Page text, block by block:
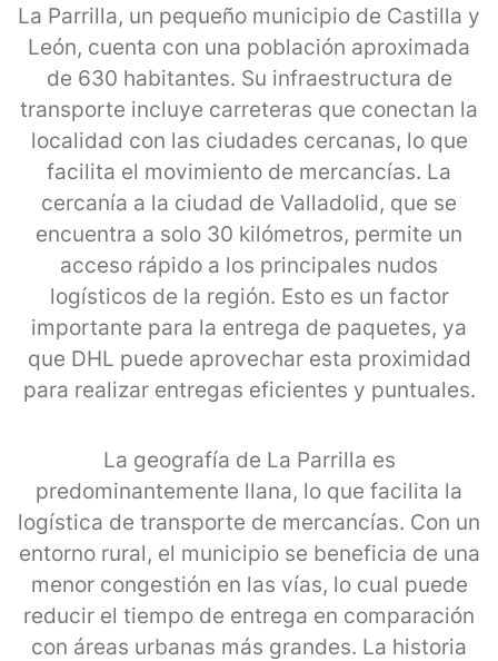
La Parrilla, un pequeño municipio de Castilla y
León, cuenta con una población aproximada
de 630 habitantes. Su infraestructura de
transporte incluye carreteras que conectan la
localidad con las ciudades cercanas, lo que
facilita el movimiento de mercancías. La
cercanía a la ciudad de Valladolid, que se
encuentra a solo 30 kilómetros, permite un
acceso rápido a los principales nudos
logísticos de la región. Esto es un factor
importante para la entrega de paquetes, ya
que DHL puede aprovechar esta proximidad
para realizar entregas eficientes y puntuales.
La geografía de La Parrilla es
predominantemente llana, lo que facilita la
logística de transporte de mercancías. Con un
entorno rural, el municipio se beneficia de una
menor congestión en las vías, lo cual puede
reducir el tiempo de entrega en comparación
con áreas urbanas más grandes. La historia